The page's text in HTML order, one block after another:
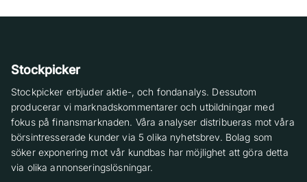
Stockpicker
Stockpicker erbjuder aktie-, och fondanalys. Dessutom
producerar vi marknadskommentarer och utbildningar med
fokus på finansmarknaden. Våra analyser distribueras mot våra
börsintresserade kunder via 5 olika nyhetsbrev. Bolag som
söker exponering mot vår kundbas har möjlighet att göra detta
via olika annonseringslösningar.